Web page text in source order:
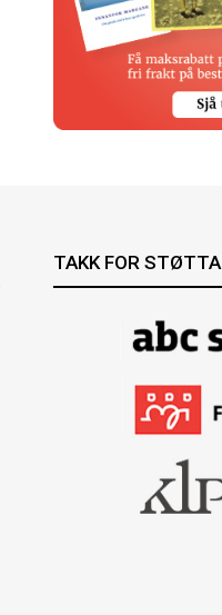
TAKK FOR STØTTA